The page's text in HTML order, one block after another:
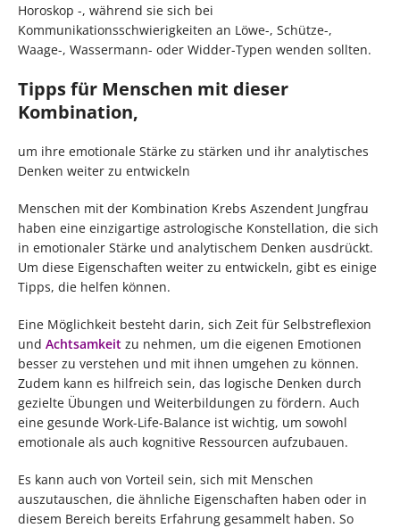
Horoskop -, während sie sich bei
Kommunikationsschwierigkeiten an Löwe-, Schütze-,
Waage-, Wassermann- oder Widder-Typen wenden sollten.
Tipps für Menschen mit dieser
Kombination,
um ihre emotionale Stärke zu stärken und ihr analytisches
Denken weiter zu entwickeln
Menschen mit der Kombination Krebs Aszendent Jungfrau
haben eine einzigartige astrologische Konstellation, die sich
in emotionaler Stärke und analytischem Denken ausdrückt.
Um diese Eigenschaften weiter zu entwickeln, gibt es einige
Tipps, die helfen können.
Eine Möglichkeit besteht darin, sich Zeit für Selbstreflexion
und Achtsamkeit zu nehmen, um die eigenen Emotionen
besser zu verstehen und mit ihnen umgehen zu können.
Zudem kann es hilfreich sein, das logische Denken durch
gezielte Übungen und Weiterbildungen zu fördern. Auch
eine gesunde Work-Life-Balance ist wichtig, um sowohl
emotionale als auch kognitive Ressourcen aufzubauen.
Es kann auch von Vorteil sein, sich mit Menschen
auszutauschen, die ähnliche Eigenschaften haben oder in
diesem Bereich bereits Erfahrung gesammelt haben. So